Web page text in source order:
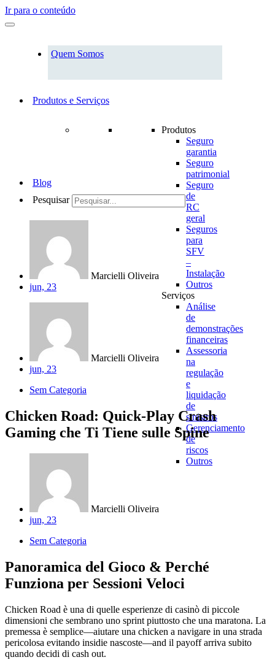
Ir para o conteúdo
Quem Somos
Produtos e Serviços
Produtos
Seguro
garantia
Seguro
patrimonial
Seguro
de
RC
geral
Seguros
para
SFV
–
Instalação
Outros
Serviços
Análise
de
demonstrações
financeiras
Assessoria
na
regulação
e
liquidação
de
sinistros
Gerenciamento
de
riscos
Outros
Blog
Pesquisar
Marcielli Oliveira
jun, 23
Marcielli Oliveira
jun, 23
Sem Categoria
Chicken Road: Quick‑Play Crash
Gaming che Ti Tiene sulle Spine
Marcielli Oliveira
jun, 23
Sem Categoria
Panoramica del Gioco & Perché
Funziona per Sessioni Veloci
Chicken Road è una di quelle esperienze di casinò di piccole
dimensioni che sembrano uno sprint piuttosto che una maratona. La
premessa è semplice—aiutare una chicken a navigare in una strada
pericolosa evitando insidie nascoste—and il payoff arriva subito
quando decidi di cash out.